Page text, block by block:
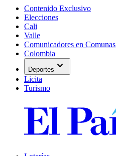
Contenido Exclusivo
Elecciones
Cali
Valle
Comunicadores en Comunas
Colombia
Deportes expand_more
Licita
Turismo